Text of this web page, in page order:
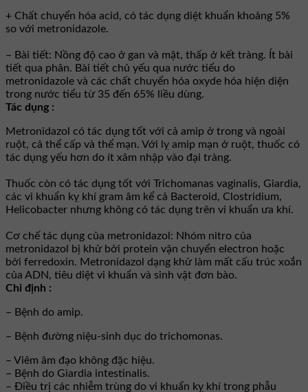
+ Chất chuyển hóa acid, có tác dụng diệt khuẩn khoảng 5%
so với metronidazole.
– Bài tiết: Nồng độ cao ở gan và mật, thấp ở kết tràng. Ít bài
tiết qua phân. Bài tiết chủ yếu qua nước tiểu do
metronidazole và các chất chuyển hóa oxyde hóa hiện diện
trong nước tiểu từ 35 đến 65% liều dùng.
Tác dụng :
Metronidazol có tác dụng tốt với cả amip ở trong và ngoài
ruột, cả thể cấp và thể mạn. Với lỵ amip mạn ở ruột, thuốc có
tác dụng yếu hơn do ít xâm nhập vào đại tràng.
Thuốc còn có tác dụng tốt với Trichomanas vaginalis, Giardia,
các vi khuẩn kỵ khí gram âm kể cả Bacteroid, Clostridium,
Helicobacter nhưng không có tác dụng trên vi khuẩn ưa khí.
Cơ chế tác dụng của metronidazol: Nhóm nitro của
metronidazol bị khử bởi protein vận chuyển electron hoặc
bởi ferredoxin. Metronidazol dạng khử làm mất cấu trúc xoắn
của ADN, tiêu diệt vi khuẩn và sinh vật đơn bào.
Chỉ định :
– Bệnh do amip.
– Bệnh đường niệu-sinh dục do trichomonas.
– Viêm âm đạo không đặc hiệu.
– Bệnh do Giardia intestinalis.
– Ðiều trị các nhiễm trùng do vi khuẩn kỵ khí trong phẫu